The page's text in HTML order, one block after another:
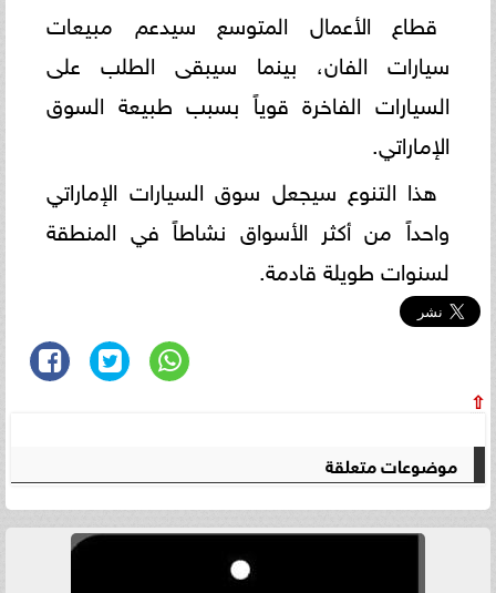
قطاع الأعمال المتوسع سيدعم مبيعات
سيارات الفان، بينما سيبقى الطلب على
السيارات الفاخرة قوياً بسبب طبيعة السوق
الإماراتي.
هذا التنوع سيجعل سوق السيارات الإماراتي
واحداً من أكثر الأسواق نشاطاً في المنطقة
لسنوات طويلة قادمة.
⇧
موضوعات متعلقة